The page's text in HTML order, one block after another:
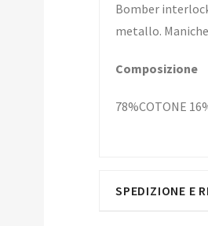
Bomber
metallo.
Composizione
78%COTONE
SPEDIZIONE E